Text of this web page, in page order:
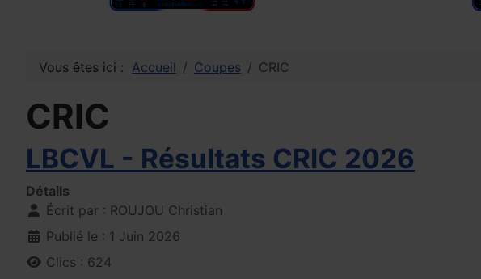
Vous êtes ici : Accueil Coupes CRIC
CRIC
LBCVL - Résultats CRIC 2026
Détails
Écrit par : ROUJOU Christian
Publié le : 1 Juin 2026
Clics : 624